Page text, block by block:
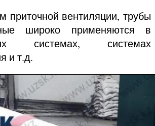
приточной вентиляции, трубы
широко применяются в
системах, системах
и т.д.